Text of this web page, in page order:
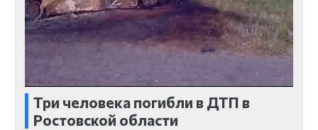
Три человека погибли в ДТП в
Ростовской области